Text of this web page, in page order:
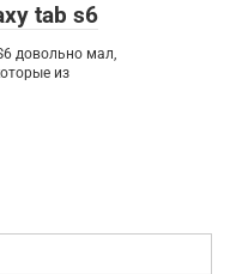
tab s6
довольно мал,
из